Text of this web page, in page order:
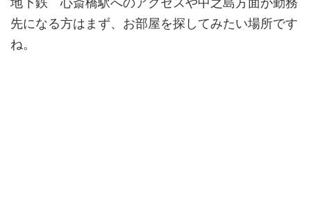
地下鉄 心斎橋駅へのアクセスや中之島方面が勤務
先になる方はまず、お部屋を探してみたい場所です
ね。